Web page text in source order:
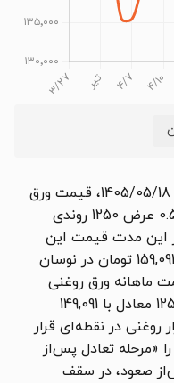
قیمت ورق
روندی
این مدت قیمت این
محصول در بازه ای بین 139,091 تا 159,091 تومان در نوسان
ماهانه ورق روغنی
149,091
روغنی در نقطه‌ای قرار
«مرحله تعادل پس‌از
صعود، در سقف